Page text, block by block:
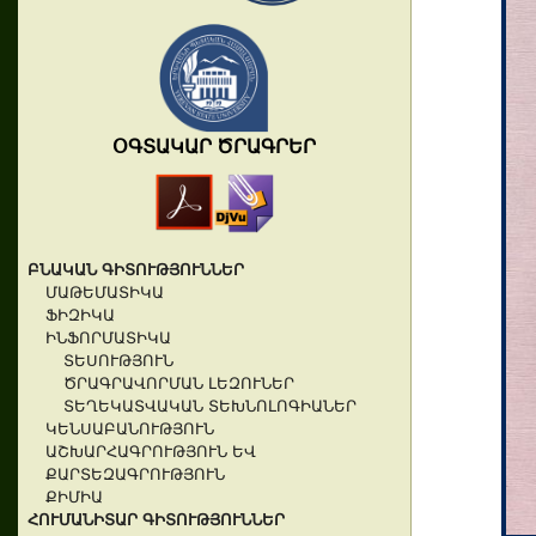
ՕԳՏԱԿԱՐ ԾՐԱԳՐԵՐ
ԲՆԱԿԱՆ ԳԻՏՈՒԹՅՈՒՆՆԵՐ
ՄԱԹԵՄԱՏԻԿԱ
ՖԻԶԻԿԱ
ԻՆՖՈՐՄԱՏԻԿԱ
ՏԵՍՈՒԹՅՈՒՆ
ԾՐԱԳՐԱՎՈՐՄԱՆ ԼԵԶՈՒՆԵՐ
ՏԵՂԵԿԱՏՎԱԿԱՆ ՏԵԽՆՈԼՈԳԻԱՆԵՐ
ԿԵՆՍԱԲԱՆՈՒԹՅՈՒՆ
ԱՇԽԱՐՀԱԳՐՈՒԹՅՈՒՆ ԵՎ
ՔԱՐՏԵԶԱԳՐՈՒԹՅՈՒՆ
ՔԻՄԻԱ
ՀՈՒՄԱՆԻՏԱՐ ԳԻՏՈՒԹՅՈՒՆՆԵՐ